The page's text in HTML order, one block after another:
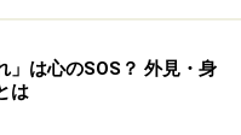
いと願っています。女
たたくさんの
内的リソ
経験など）があるので
たくさんの安心を与え
」は心のSOS？ 外見・身
は